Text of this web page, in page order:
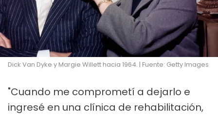
Dick Van Dyke y Margie Willett hacia 1964. | Fuente: Getty Images
"Cuando me comprometí a dejarlo e
ingresé en una clínica de rehabilitación,